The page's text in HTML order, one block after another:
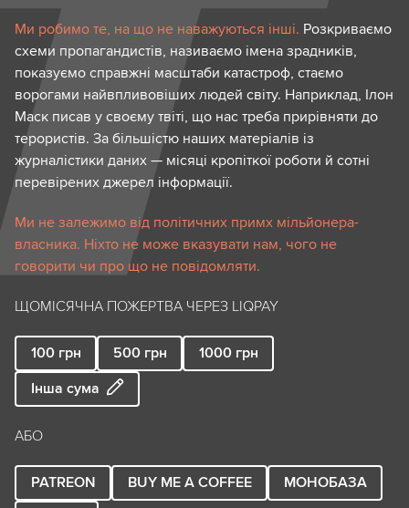
Ми робимо те, на що не наважуються інші. Розкриваємо
схеми пропагандистів, називаємо імена зрадників,
показуємо справжні масштаби катастроф, стаємо
ворогами найвпливовіших людей світу. Наприклад, Ілон
Маск писав у своєму твіті, що нас треба прирівняти до
терористів. За більшістю наших матеріалів із
журналістики даних — місяці кропіткої роботи й сотні
перевірених джерел інформації.
Ми не залежимо від політичних примх мільйонера-
власника. Ніхто не може вказувати нам, чого не
говорити чи про що не повідомляти.
ЩОМІСЯЧНА ПОЖЕРТВА ЧЕРЕЗ LIQPAY
100 грн 500 грн 1000 грн
Інша сума
АБО
PATREON BUY ME A COFFEE
МОНОБАЗА